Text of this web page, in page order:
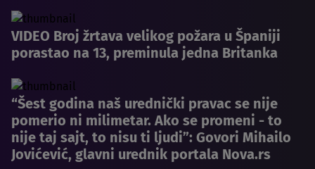
VIDEO Broj žrtava velikog požara u Španiji
porastao na 13, preminula jedna Britanka
“Šest godina naš urednički pravac se nije
pomerio ni milimetar. Ako se promeni - to
nije taj sajt, to nisu ti ljudi”: Govori Mihailo
Jovićević, glavni urednik portala Nova.rs